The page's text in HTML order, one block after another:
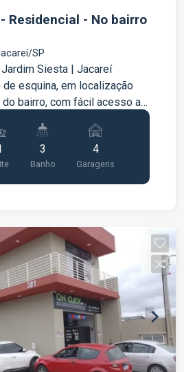
Residencial - No bairro
SP
Siesta | Jacareí
esquina, em localização
bairro, com fácil acesso ao
Dutra. Imóvel em
e familiar, ideal para
Características do
Sala ampla e bem
de esquina, com ótima
Localização
Siesta, com fácil acesso a
e principais vias da cidade.
conheça essa excelente
3
Banho
4
Garagens